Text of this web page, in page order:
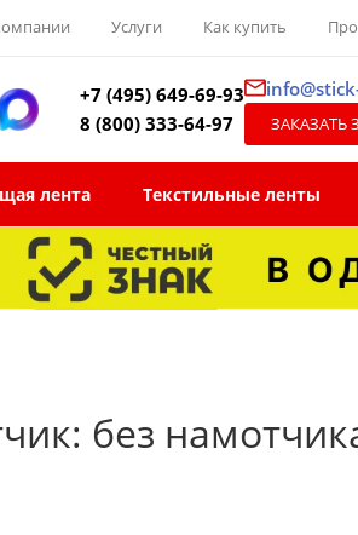
Услуги Как купить
+7 (495) 649-69-93
8 (800) 333-64-97
лента Текстильные ленты
без